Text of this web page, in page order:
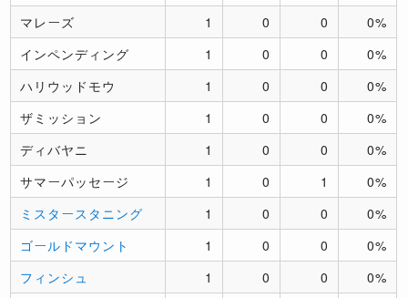
マレーズ 1 0 0
0%
インペンディング
1 0 0
0%
ハリウッドモウ
1 0 0
0%
ザミッション
1 0 0
0%
ディバヤニ
1 0 0
0%
サマーパッセージ
1 0 1
0%
ミスタースタニング
1 0 0
0%
ゴールドマウント
1 0 0
0%
フィンシュ
1 0 0
0%